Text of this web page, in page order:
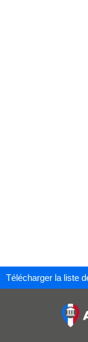
Télécharger la liste